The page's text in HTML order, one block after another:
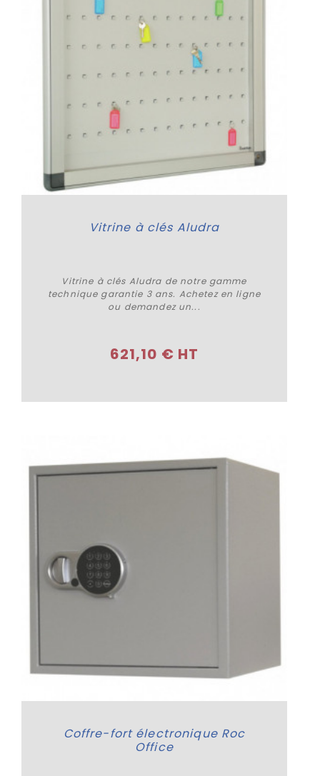
Vitrine à clés Aludra
Vitrine à clés Aludra de notre gamme
technique garantie 3 ans. Achetez en ligne
ou demandez un...
621,10 € HT
Coffre-fort électronique Roc
Office